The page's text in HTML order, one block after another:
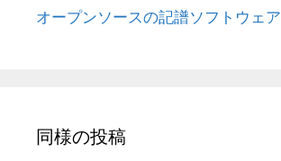
オープンソースの記譜ソフトウェア
同様の投稿